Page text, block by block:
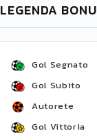
LEGENDA
Gol Segnato
Gol Subito
Autorete
Gol Vittoria